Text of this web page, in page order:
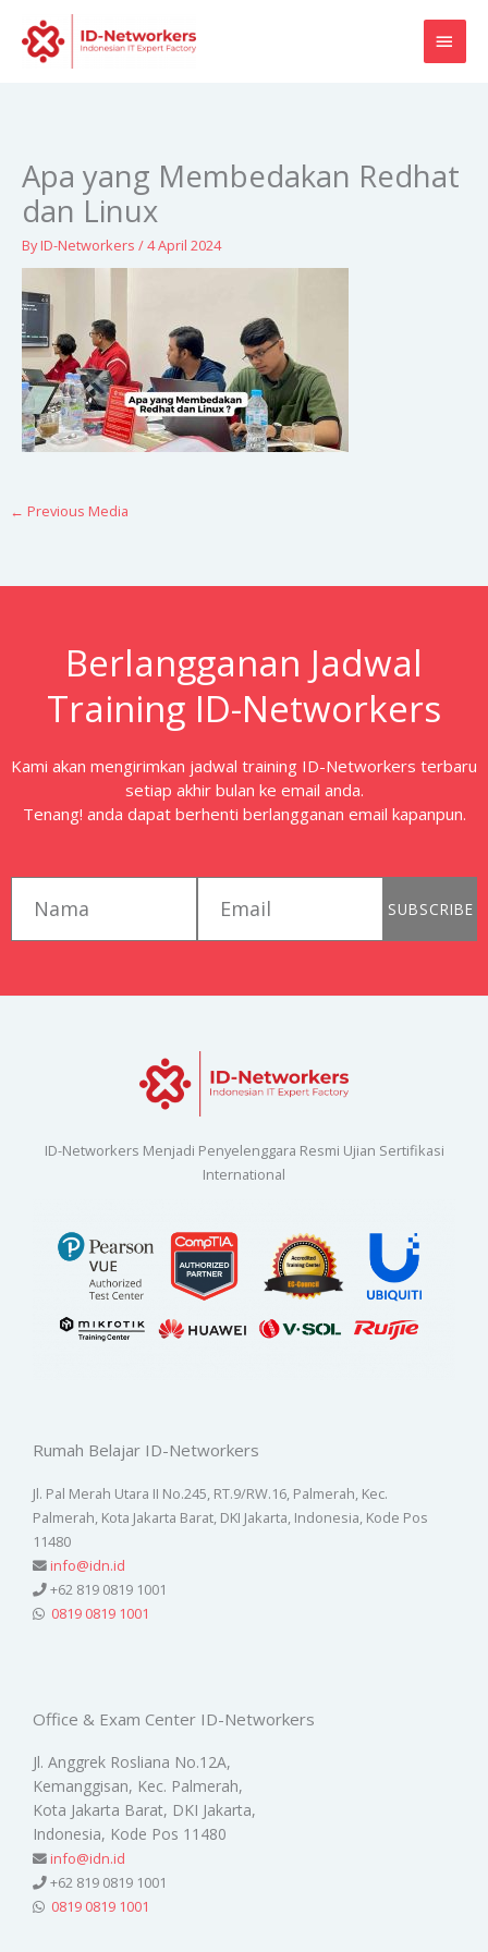
content
Apa yang Membedakan Redhat
dan Linux
ByID-Networkers /4 April 2024
← Previous Media
Berlangganan Jadwal
Training ID-Networkers
Kami akan mengirimkan jadwal training ID-Networkers terbaru
setiap akhir bulan ke email anda.
Tenang! anda dapat berhenti berlangganan email kapanpun.
SUBSCRIBE
ID-Networkers Menjadi Penyelenggara Resmi Ujian Sertifikasi
International
Rumah Belajar ID-Networkers
Jl. Pal Merah Utara II No.245, RT.9/RW.16, Palmerah, Kec.
Palmerah, Kota Jakarta Barat, DKI Jakarta, Indonesia, Kode Pos
11480
info@idn.id
+62 819 0819 1001
0819 0819 1001
Office & Exam Center ID-Networkers
Jl. Anggrek Rosliana No.12A,
Kemanggisan, Kec. Palmerah,
Kota Jakarta Barat, DKI Jakarta,
Indonesia, Kode Pos 11480
info@idn.id
+62 819 0819 1001
0819 0819 1001